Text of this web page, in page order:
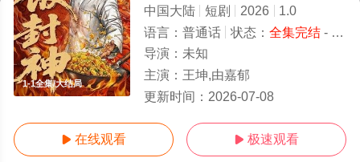
1-1全集/大结局
中国大陆 短剧 2026
1.0
语言： 普通话 状态： 全集完结- 免费在线观看
导演： 未知
主演： 王坤,由嘉郁
更新时间： 2026-07-08
 在线观看  极速观看